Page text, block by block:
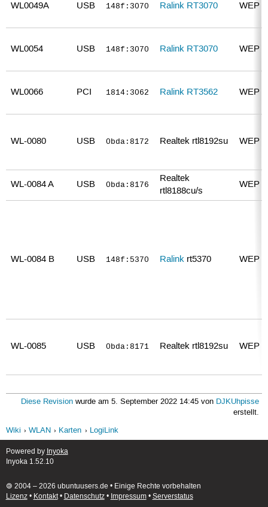
WL0049A USB 148f:3070 Ralink RT3070 WEP
WL0054 USB 148f:3070 Ralink RT3070 WEP
WL0066 PCI 1814:3062 Ralink RT3562 WEP
WL-0080 USB 0bda:8172 Realtek rtl8192su WEP
WL-0084 A USB 0bda:8176
Realtek
rtl8188cu/s
WEP
WL-0084 B USB 148f:5370 Ralink rt5370 WEP
WL-0085 USB 0bda:8171 Realtek rtl8192su WEP
Diese Revision wurde am 5. September 2022 14:45 von DJKUhpisse
erstellt.
Wiki
WLAN Karten LogiLink
Powered by Inyoka
Inyoka 1.52.10
🄯 2004 – 2026 ubuntuusers.de • Einige Rechte vorbehalten
Lizenz• Kontakt• Datenschutz• Impressum• Serverstatus